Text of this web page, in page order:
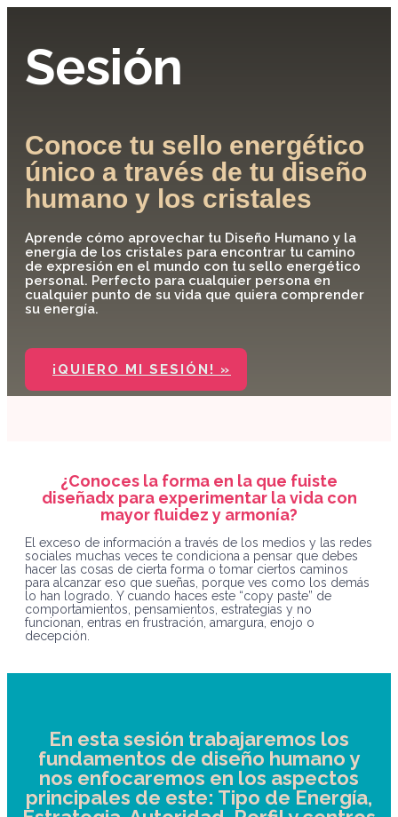
Sesión
Conoce tu sello energético
único a través de tu diseño
humano y los cristales
Aprende cómo aprovechar tu Diseño Humano y la
energía de los cristales para encontrar tu camino
de expresión en el mundo con tu sello energético
personal. Perfecto para cualquier persona en
cualquier punto de su vida que quiera comprender
su energía.
¡QUIERO MI SESIÓN! »
¿Conoces la forma en la que fuiste
diseñadx para experimentar la vida con
mayor fluidez y armonía?
El exceso de información a través de los medios y las redes
sociales muchas veces te condiciona a pensar que debes
hacer las cosas de cierta forma o tomar ciertos caminos
para alcanzar eso que sueñas, porque ves como los demás
lo han logrado. Y cuando haces este “copy paste” de
comportamientos, pensamientos, estrategias y no
funcionan, entras en frustración, amargura, enojo o
decepción.
En esta sesión trabajaremos los
fundamentos de diseño humano y
nos enfocaremos en los aspectos
principales de este: Tipo de Energía,